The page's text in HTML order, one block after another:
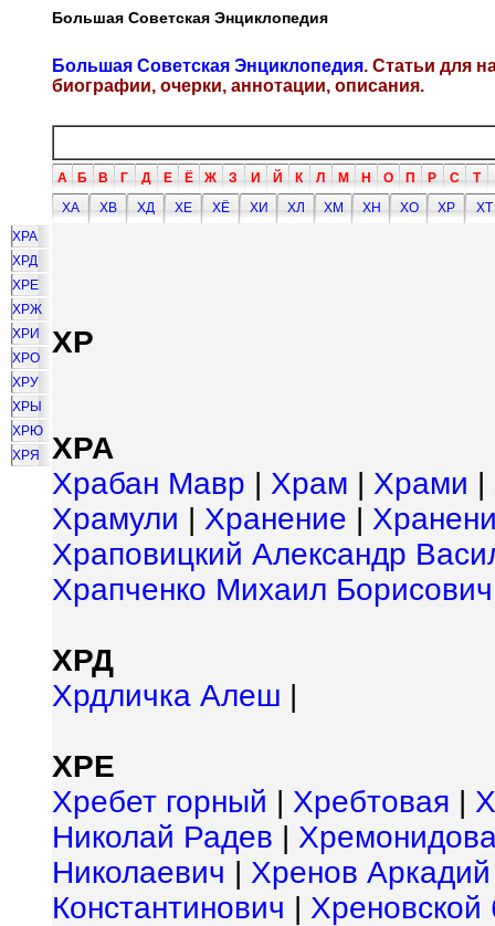
Большая Советская Энциклопедия
Большая Советская Энциклопедия. Статьи для
биографии, очерки, аннотации, описания.
А Б В Г Д Е Ё Ж З И Й К Л М Н О П Р С Т
ХА
ХВ ХД ХЕ ХЁ ХИ ХЛ ХМ ХН ХО ХР
ХТ
ХРА
ХРД
ХРЕ
ХРЖ
ХРИ
ХРО
ХРУ
ХРЫ
ХРЮ
ХРЯ
ХР
ХРА
Храбан Мавр | Храм | Храми |
Храмули | Хранение |
Храповицкий Александр
Храпченко Михаил Борисович
ХРД
Хрдличка Алеш |
ХРЕ
Хребет горный | Хребтовая |
Николай Радев |
Николаевич | Хренов
Константинович | Хреновской